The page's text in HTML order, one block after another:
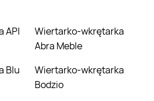
Wiertarko-wkrętarka
Abra Meble
Wiertarko-wkrętarka
Bodzio